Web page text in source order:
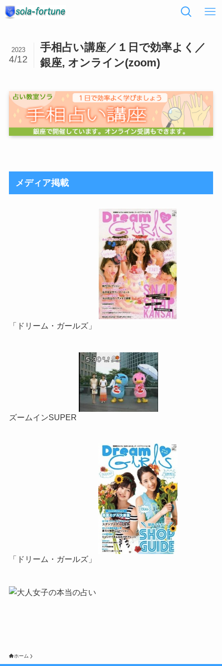
手相占い講座／１日で効率よく／
銀座, オンライン(zoom)
2023
4/12
メディア掲載
「ドリーム・ガールズ」
ズームインSUPER
「ドリーム・ガールズ」
ホーム